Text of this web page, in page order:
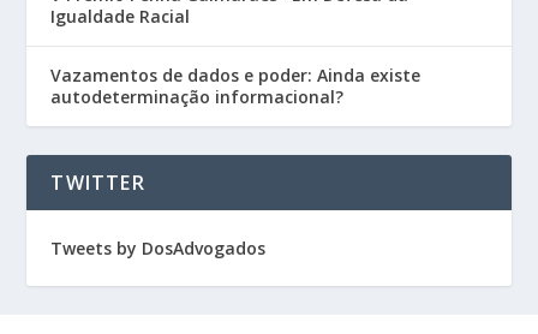
Igualdade Racial
Vazamentos de dados e poder: Ainda existe
autodeterminação informacional?
TWITTER
Tweets by DosAdvogados